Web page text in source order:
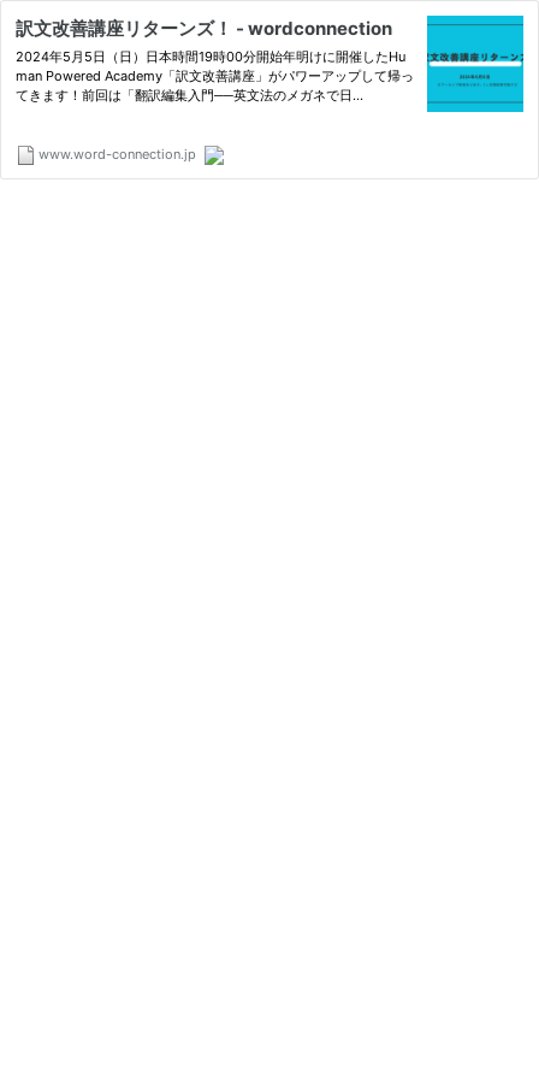
訳文改善講座リターンズ！ - wordconnection
2024年5月5日（日）日本時間19時00分開始年明けに開催したHu
man Powered Academy「訳文改善講座」がパワーアップして帰っ
てきます！前回は「翻訳編集入門──英文法のメガネで日...
www.word-connection.jp